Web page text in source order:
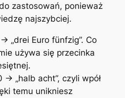
zastosowań, ponieważ
najszybciej.
„drei Euro fünfzig”. Co
używa się przecinka
→ „halb acht”, czyli wpół
temu unikniesz